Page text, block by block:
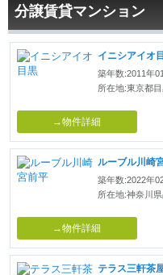
分譲賃貸マンション
イニシアイオ
築年数:2011年
所在地:東京都
→物件詳細
ルーブル川崎
築年数:2022年
所在地:神奈川
→物件詳細
テラス三軒茶